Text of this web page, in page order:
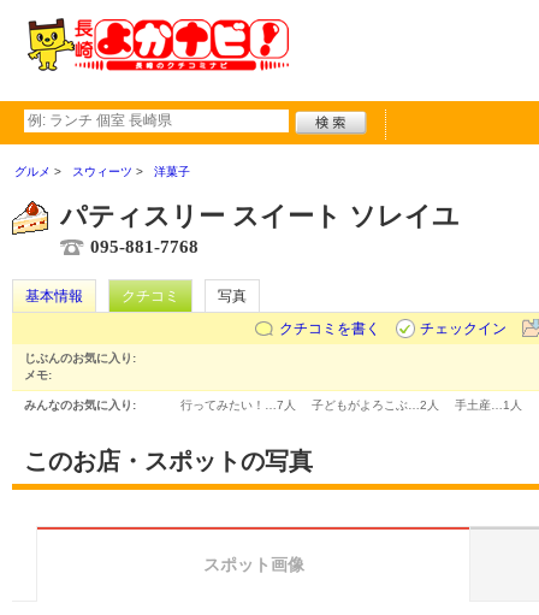
グルメ スウィーツ 洋菓子
パティスリー スイート ソレイユ
095-881-7768
基本情報 クチコミ
写真
クチコミを書く
チェックイン
じぶんのお気に入り:
メモ:
みんなのお気に入り: 行ってみたい！… 7人 子どもがよろこぶ… 2人 手土産… 1人
このお店・スポットの写真
スポット画像